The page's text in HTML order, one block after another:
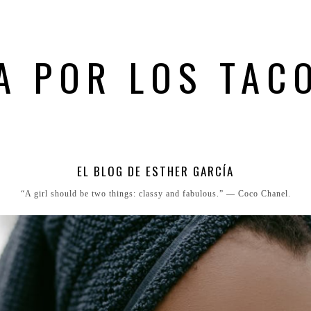
POR LOS
EL BLOG DE ESTHER GARCÍA
“A girl should be two things: classy and fabulous.” ― Coco Chanel.